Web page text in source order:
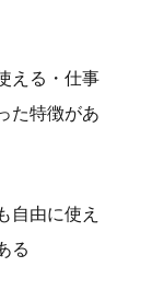
える・仕事
た特徴があ
自由に使え
る